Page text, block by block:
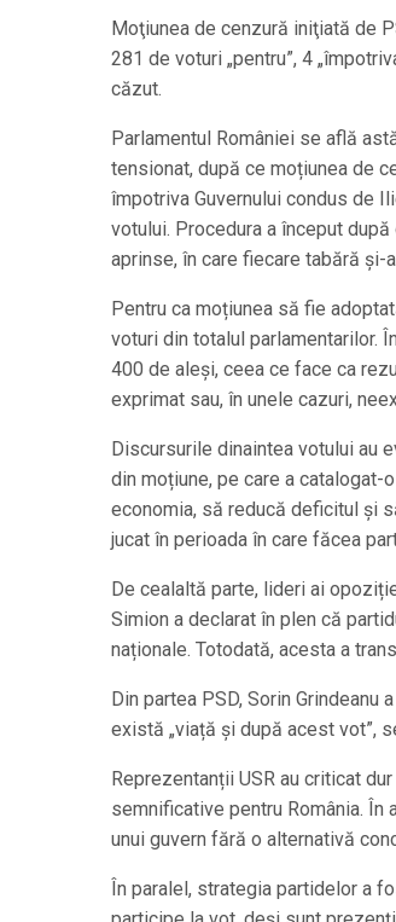
Moţiunea de cenzură iniţiată de
281 de voturi „pentru”, 4
căzut.
Parlamentul României se află
tensionat, după ce moțiunea de
împotriva Guvernului condus de
votului. Procedura a început
aprinse, în care fiecare tabără și-
Pentru ca moțiunea să fie
voturi din totalul parlamentarilor.
400 de aleși, ceea ce face ca
exprimat sau, în unele cazuri,
Discursurile dinaintea votului au
din moțiune, pe care a catalogat-
economia, să reducă deficitul și
jucat în perioada în care făcea
De cealaltă parte, lideri ai
Simion a declarat în plen că
naționale. Totodată, acesta a
Din partea PSD, Sorin
există „viață și după acest vot”,
Reprezentanții USR au criticat
semnificative pentru România. În
unui guvern fără o alternativă
În paralel, strategia partidelor a